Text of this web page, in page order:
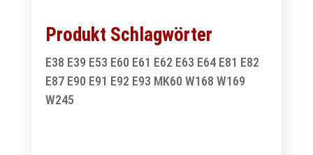
Produkt Schlagwörter
E38 E39 E53 E60 E61 E62 E63 E64 E81 E82
E87 E90 E91 E92 E93 MK60 W168 W169
W245